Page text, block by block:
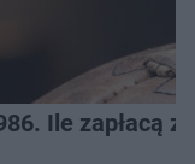
Ile zapłacą